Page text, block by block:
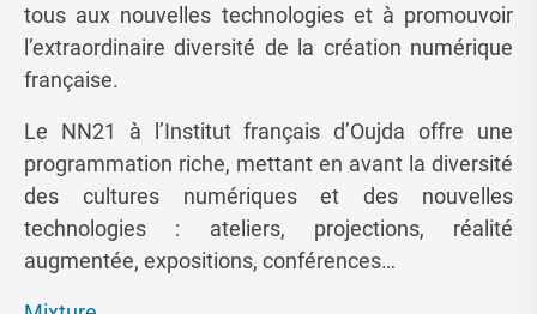
tous aux nouvelles technologies et à promouvoir
l’extraordinaire diversité de la création numérique
française.
Le NN21 à l’Institut français d’Oujda offre une
programmation riche, mettant en avant la diversité
des cultures numériques et des nouvelles
technologies : ateliers, projections, réalité
augmentée, expositions, conférences…